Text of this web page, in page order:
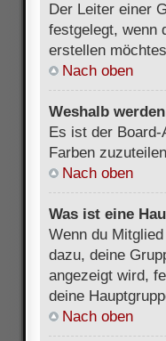
Der Leiter einer
festgelegt, wenn
erstellen
Nach oben
Weshalb
Es ist der
Farben
Nach oben
Was ist eine
Wenn du
dazu, deine
angezeigt wird,
deine
Nach oben